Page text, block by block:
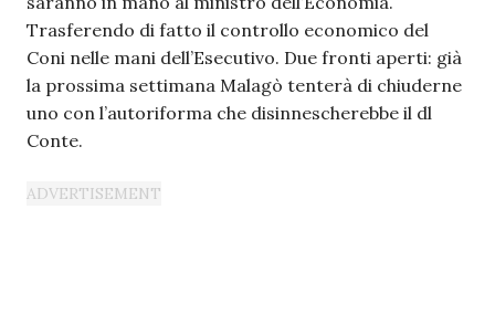
Trasferendo di fatto il controllo economico del
Coni nelle mani dell’Esecutivo. Due fronti aperti: già
la prossima settimana Malagò tenterà di chiuderne
uno con l’autoriforma che disinnescherebbe il dl
Conte.